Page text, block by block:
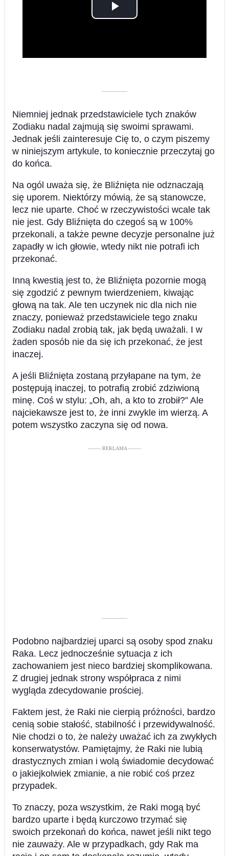
Play
––––––––––
Niemniej jednak przedstawiciele tych znaków
Zodiaku nadal zajmują się swoimi sprawami.
Jednak jeśli zainteresuje Cię to, o czym piszemy
w niniejszym artykule, to koniecznie przeczytaj go
do końca.
Na ogól uważa się, że Bliźnięta nie odznaczają
się uporem. Niektórzy mówią, że są stanowcze,
lecz nie uparte. Choć w rzeczywistości wcale tak
nie jest. Gdy Bliźnięta do czegoś są w 100%
przekonali, a także pewne decyzje personalne już
zapadły w ich głowie, wtedy nikt nie potrafi ich
przekonać.
Inną kwestią jest to, że Bliźnięta pozornie mogą
się zgodzić z pewnym twierdzeniem, kiwając
głową na tak. Ale ten uczynek nic dla nich nie
znaczy, ponieważ przedstawiciele tego znaku
Zodiaku nadal zrobią tak, jak będą uważali. I w
żaden sposób nie da się ich przekonać, że jest
inaczej.
A jeśli Bliźnięta zostaną przyłapane na tym, że
postępują inaczej, to potrafią zrobić zdziwioną
minę. Coś w stylu: „Oh, ah, a kto to zrobił?” Ale
najciekawsze jest to, że inni zwykle im wierzą. A
potem wszystko zaczyna się od nowa.
––––– REKLAMA –––––
––––––––––
Podobno najbardziej uparci są osoby spod znaku
Raka. Lecz jednocześnie sytuacja z ich
zachowaniem jest nieco bardziej skomplikowana.
Z drugiej jednak strony współpraca z nimi
wygląda zdecydowanie prościej.
Faktem jest, że Raki nie cierpią próżności, bardzo
cenią sobie stałość, stabilność i przewidywalność.
Nie chodzi o to, że należy uważać ich za zwykłych
konserwatystów. Pamiętajmy, że Raki nie lubią
drastycznych zmian i wolą świadomie decydować
o jakiejkolwiek zmianie, a nie robić coś przez
przypadek.
To znaczy, poza wszystkim, że Raki mogą być
bardzo uparte i będą kurczowo trzymać się
swoich przekonań do końca, nawet jeśli nikt tego
nie zauważy. Ale w przypadkach, gdy Rak ma